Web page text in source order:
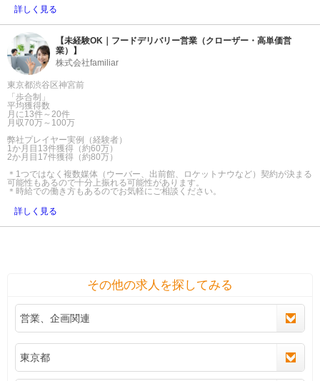
詳しく見る
【未経験OK｜フードデリバリー営業（クローザー・高単価営
業）】
株式会社familiar
東京都渋谷区神宮前
「歩合制」
平均獲得数
月に13件～20件
月収70万～100万
弊社プレイヤー実例（経験者）
1か月目13件獲得（約60万）
2か月目17件獲得（約80万）
＊1つではなく複数媒体（ウーバー、出前館、ロケットナウなど）契約が決まる
可能性もあるので十分上振れる可能性があります。
＊時給での働き方もあるのでお気軽にご相談ください。
詳しく見る
その他の求人を探してみる